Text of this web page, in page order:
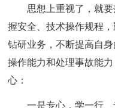
思想上重视了，就
握安全、技术操作规程
钻研业务，不断提高自
操作能力和处理事故能
心：
一是专心，学一行